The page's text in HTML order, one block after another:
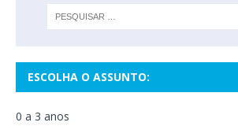
ESCOLHA O ASSUNTO:
0 a 3 anos